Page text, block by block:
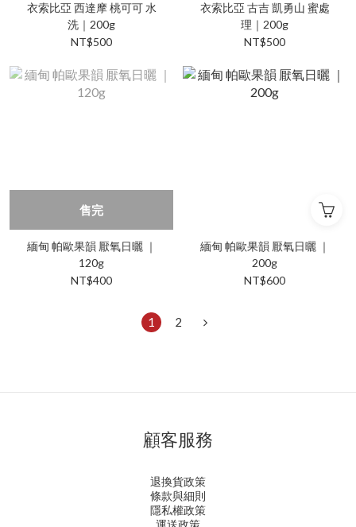
衣索比亞 西達摩 桃可可 水
洗｜200g
NT$500
衣索比亞 古吉 凱勇山 蜜處
理｜200g
NT$500
售完
緬甸 帕歐果韻 厭氧日曬 ｜
120g
NT$400
緬甸 帕歐果韻 厭氧日曬 ｜
200g
NT$600
1 2
顧客服務
退換貨政策
條款與細則
隱私權政策